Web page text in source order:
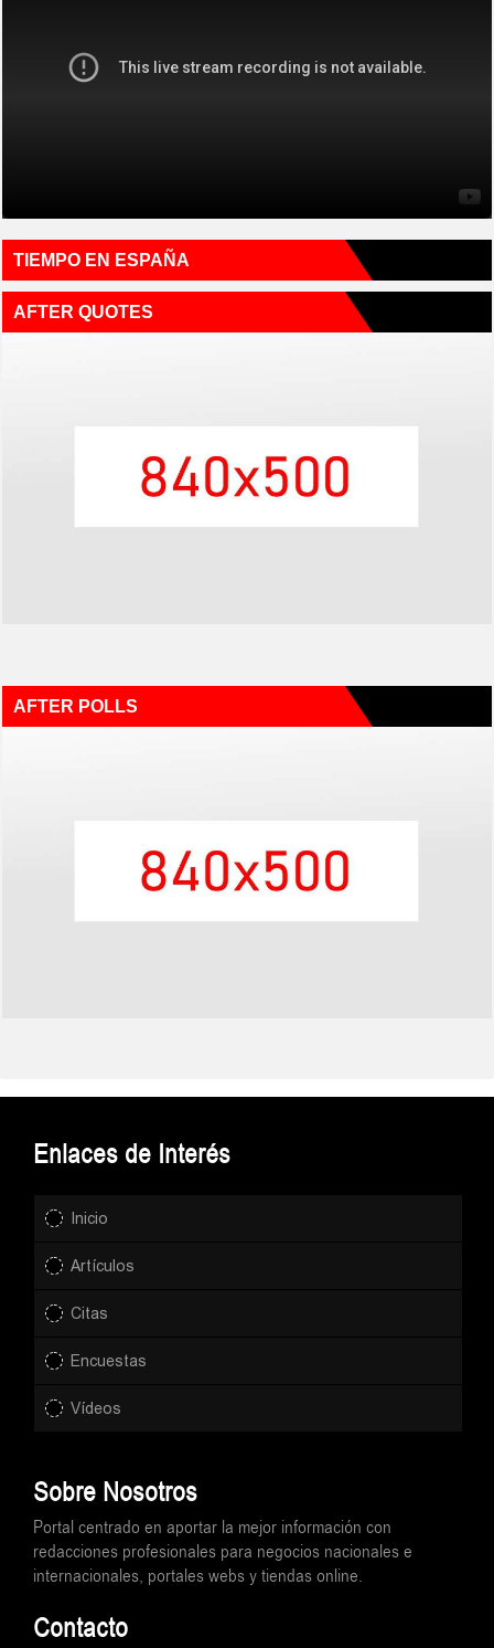
TIEMPO EN ESPAÑA
AFTER QUOTES
AFTER POLLS
Enlaces de Interés
Inicio
Artículos
Citas
Encuestas
Vídeos
Sobre Nosotros
Portal centrado en aportar la mejor información con
redacciones profesionales para negocios nacionales e
internacionales, portales webs y tiendas online.
Contacto